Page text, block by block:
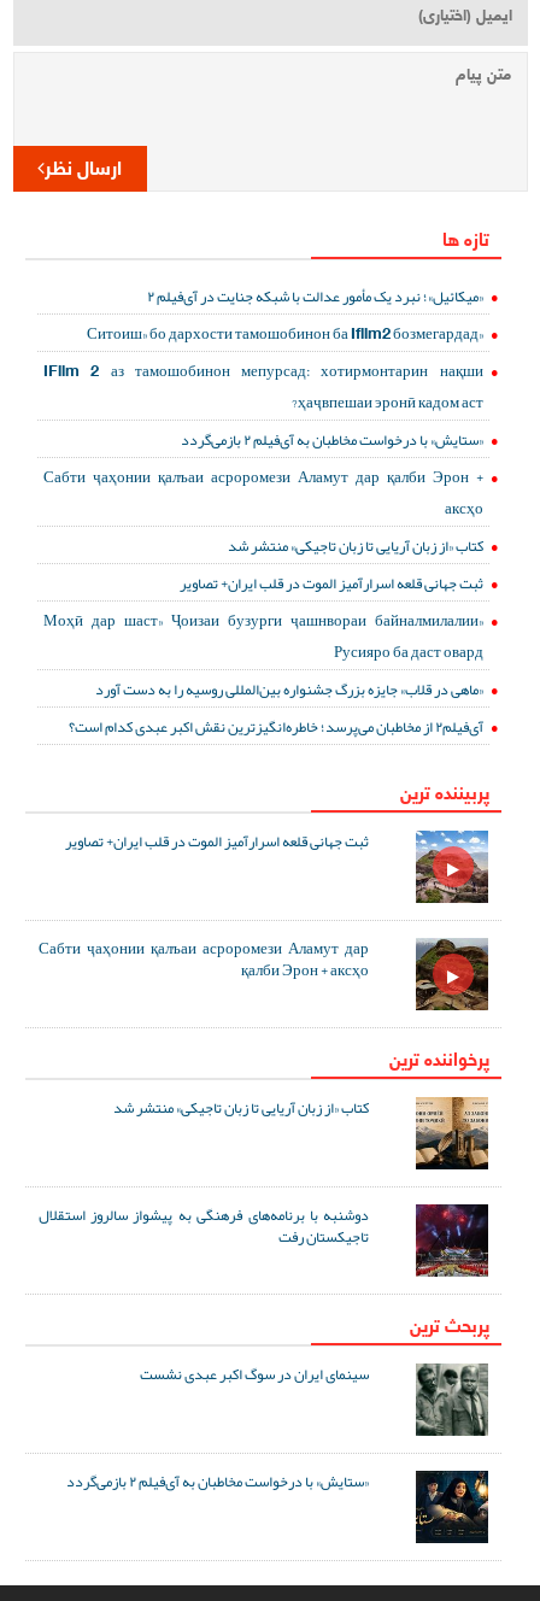
ارسال نظر
تازه ها
«میکائیل»؛ نبرد یک مأمور عدالت با شبکه جنایت در آی‌فیلم ۲
«Ситоиш» бо дархости тамошобинон ба Ifilm2 бозмегардад
IFilm 2 аз тамошобинон мепурсад: хотирмонтарин нақши
ҳаҷвпешаи эронӣ кадом аст?
«ستایش» با درخواست مخاطبان به آی‌فیلم ۲ بازمی‌گردد
Сабти ҷаҳонии қалъаи асроромези Аламут дар қалби Эрон +
аксҳо
کتاب «از زبان آریایی تا زبان تاجیکی» منتشر شد
ثبت جهانی قلعه اسرارآمیز الموت در قلب ایران+ تصاویر
«Моҳӣ дар шаст» Ҷоизаи бузурги ҷашнвораи байналмилалии
Русияро ба даст овард
«ماهی در قلاب» جایزه بزرگ جشنواره بین‌المللی روسیه را به دست آورد
آی‌فیلم۲ از مخاطبان می‌پرسد؛ خاطره‌انگیزترین نقش اکبر عبدی کدام است؟
پربیننده ترین
ثبت جهانی قلعه اسرارآمیز الموت در قلب ایران+ تصاویر
Сабти ҷаҳонии қалъаи асроромези Аламут дар
қалби Эрон + аксҳо
پرخواننده ترین
کتاب «از زبان آریایی تا زبان تاجیکی» منتشر شد
دوشنبه با برنامه‌های فرهنگی به پیشواز سالروز استقلال
تاجیکستان رفت
پربحث ترین
سینمای ایران در سوگ اکبر عبدی نشست
«ستایش» با درخواست مخاطبان به آی‌فیلم ۲ بازمی‌گردد